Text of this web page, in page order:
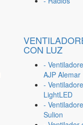
CON LUZ
-
AJP Alemar
-
LightLED
-
Sulion